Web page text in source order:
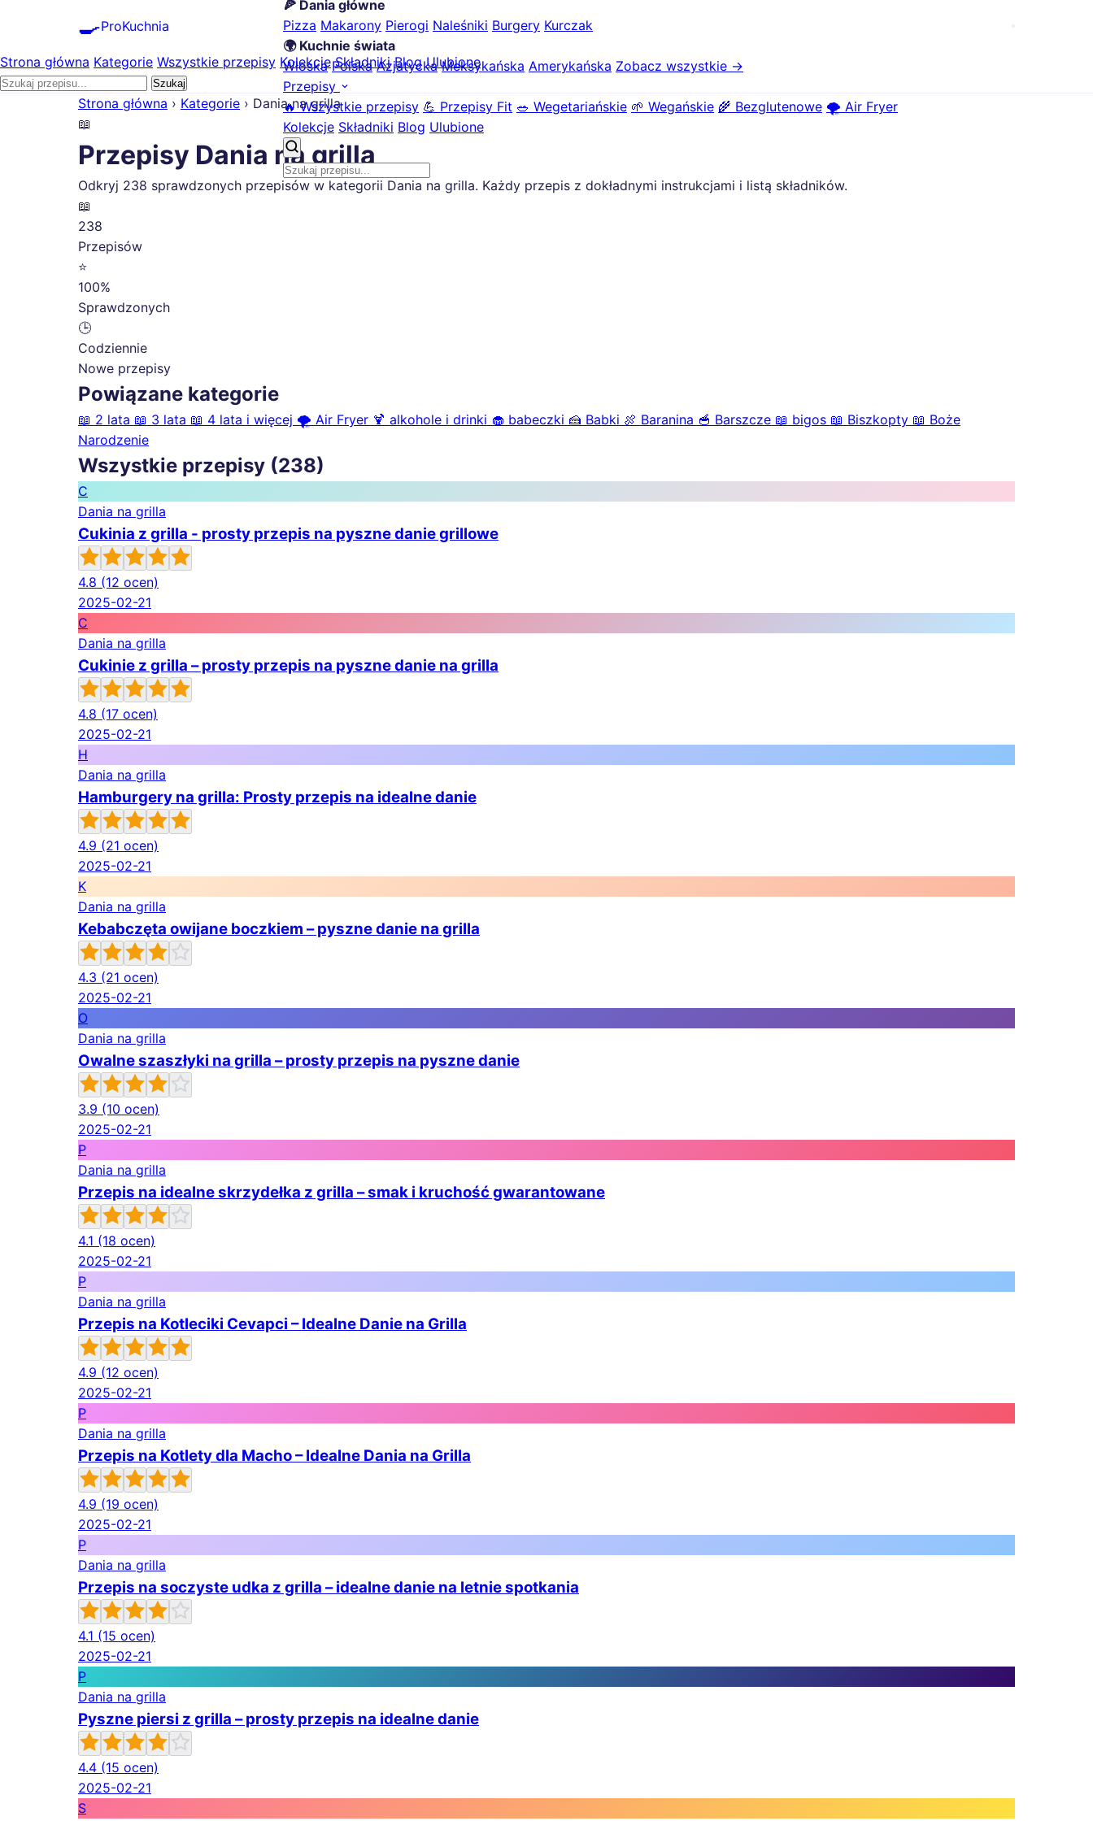
🍳ProKuchnia
🍕 Dania główne
Pizza Makarony Pierogi Naleśniki Burgery Kurczak
🌍 Kuchnie świata
Włoska Polska Azjatycka Meksykańska Amerykańska Zobacz wszystkie →
Przepisy
🔥 Wszystkie przepisy 💪 Przepisy Fit 🥗 Wegetariańskie 🌱 Wegańskie 🌾 Bezglutenowe 🌪️ Air Fryer
Kolekcje Składniki Blog Ulubione
Strona główna Kategorie Wszystkie przepisy Kolekcje Składniki Blog Ulubione
Szukaj
Strona główna › Kategorie › Dania na grilla
📖
Przepisy Dania na grilla
Odkryj 238 sprawdzonych przepisów w kategorii Dania na grilla. Każdy przepis z dokładnymi instrukcjami i listą składników.
📖
238
Przepisów
⭐
100%
Sprawdzonych
🕒
Codziennie
Nowe przepisy
Powiązane kategorie
📖 2 lata 📖 3 lata 📖 4 lata i więcej 🌪️ Air Fryer 🍹 alkohole i drinki 🧁 babeczki 🍰 Babki 🍖 Baranina 🥣 Barszcze 📖 bigos 📖 Biszkopty 📖 Boże
Narodzenie
Wszystkie przepisy (238)
C
Dania na grilla
Cukinia z grilla - prosty przepis na pyszne danie grillowe
4.8 (12 ocen)
2025-02-21
C
Dania na grilla
Cukinie z grilla – prosty przepis na pyszne danie na grilla
4.8 (17 ocen)
2025-02-21
H
Dania na grilla
Hamburgery na grilla: Prosty przepis na idealne danie
4.9 (21 ocen)
2025-02-21
K
Dania na grilla
Kebabczęta owijane boczkiem – pyszne danie na grilla
4.3 (21 ocen)
2025-02-21
O
Dania na grilla
Owalne szaszłyki na grilla – prosty przepis na pyszne danie
3.9 (10 ocen)
2025-02-21
P
Dania na grilla
Przepis na idealne skrzydełka z grilla – smak i kruchość gwarantowane
4.1 (18 ocen)
2025-02-21
P
Dania na grilla
Przepis na Kotleciki Cevapci – Idealne Danie na Grilla
4.9 (12 ocen)
2025-02-21
P
Dania na grilla
Przepis na Kotlety dla Macho – Idealne Dania na Grilla
4.9 (19 ocen)
2025-02-21
P
Dania na grilla
Przepis na soczyste udka z grilla – idealne danie na letnie spotkania
4.1 (15 ocen)
2025-02-21
P
Dania na grilla
Pyszne piersi z grilla – prosty przepis na idealne danie
4.4 (15 ocen)
2025-02-21
S